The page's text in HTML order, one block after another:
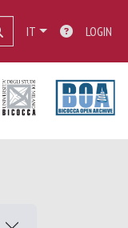
IT LOGIN